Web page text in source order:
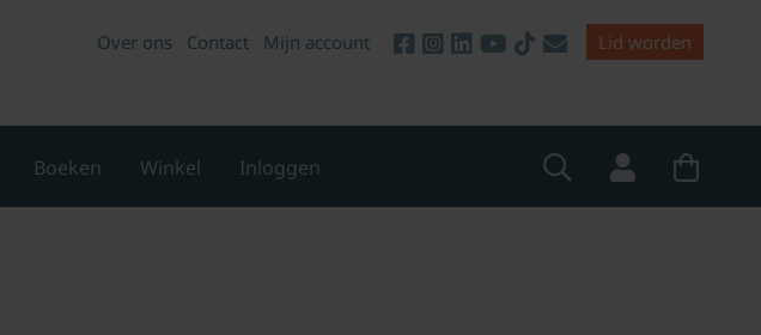
Over ons Contact Mijn account Lid worden
Boeken Winkel Inloggen